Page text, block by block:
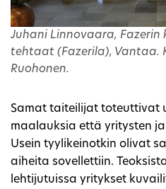
Juhani Linnovaara, Fazerin
tehtaat (Fazerila), Vantaa.
Ruohonen.
Samat taiteilijat toteuttivat
maalauksia että yritysten
Usein tyylikeinotkin olivat
aiheita sovellettiin.
lehtijutuissa yritykset